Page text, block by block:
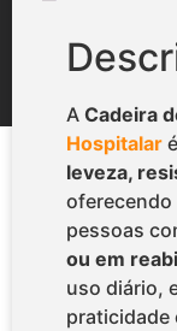
A Cadeira
Hospitalar
leveza,
pessoas
ou em
uso diário,
praticidade